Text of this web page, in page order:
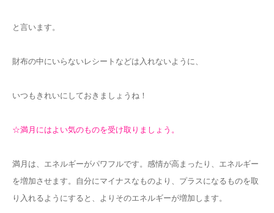
と言います。
財布の中にいらないレシートなどは入れないように、
いつもきれいにしておきましょうね！
☆満月にはよい気のものを受け取りましょう。
満月は、エネルギーがパワフルです。感情が高まったり、エネルギー
を増加させます。自分にマイナスなものより、プラスになるものを取
り入れるようにすると、よりそのエネルギーが増加します。